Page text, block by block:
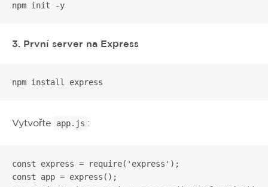
npm init -y
3. První server na Express
npm install express
Vytvořte app.js :
const express = require('express');
const app = express();